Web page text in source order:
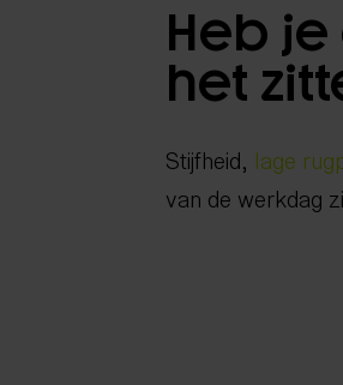
Heb
het
Stijfheid, lage
van de werkdag